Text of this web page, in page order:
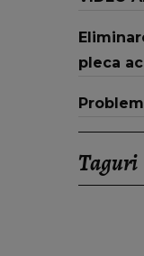
pleca
Taguri